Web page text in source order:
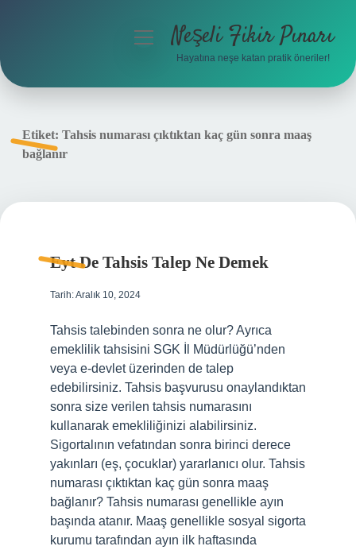
Yasal Uyarı
menüyüNeşeli Fikir Pınarı
Hayatına neşe katan pratik öneriler!
Etiket: Tahsis numarası çıktıktan kaç gün sonra maaş
bağlanır
Eyt De Tahsis Talep Ne Demek
Tarih: Aralık 10, 2024
Tahsis talebinden sonra ne olur? Ayrıca
emeklilik tahsisini SGK İl Müdürlüğü’nden
veya e-devlet üzerinden de talep
edebilirsiniz. Tahsis başvurusu onaylandıktan
sonra size verilen tahsis numarasını
kullanarak emekliliğinizi alabilirsiniz.
Sigortalının vefatından sonra birinci derece
yakınları (eş, çocuklar) yararlanıcı olur. Tahsis
numarası çıktıktan kaç gün sonra maaş
bağlanır? Tahsis numarası genellikle ayın
başında atanır. Maaş genellikle sosyal sigorta
kurumu tarafından ayın ilk haftasında